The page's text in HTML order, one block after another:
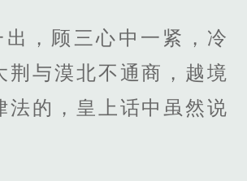
出，顾三心中一紧，冷
荆与漠北不通商，越境
法的，皇上话中虽然说